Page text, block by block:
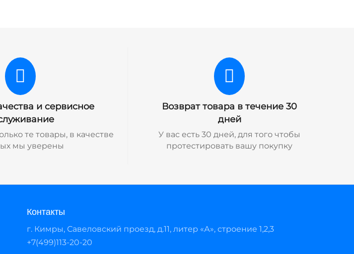
и сервисное
те товары, в качестве
мы уверены
Возврат товара в течение 30
дней
У вас есть 30 дней, для того чтобы
протестировать вашу покупку
Контакты
г. Кимры, Савеловский проезд, д.11, литер «А», строение 1,2,3
+7(499)113-20-20